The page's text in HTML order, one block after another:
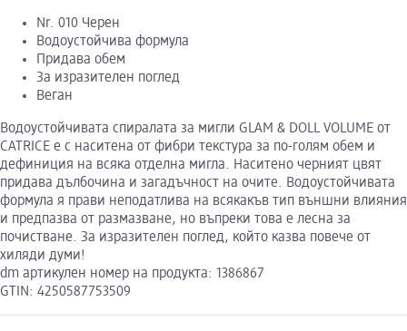
Nr. 010 Черен
Водоустойчива формула
Придава обем
За изразителен поглед
Веган
Водоустойчивата спиралата за мигли GLAM & DOLL VOLUME от
CATRICE е с наситена от фибри текстура за по-голям обем и
дефиниция на всяка отделна мигла. Наситено черният цвят
придава дълбочина и загадъчност на очите. Водоустойчивата
формула я прави неподатлива на всякакъв тип външни влияния
и предпазва от размазване, но въпреки това е лесна за
почистване. За изразителен поглед, който казва повече от
хиляди думи!
dm артикулен номер на продукта: 1386867
GTIN: 4250587753509